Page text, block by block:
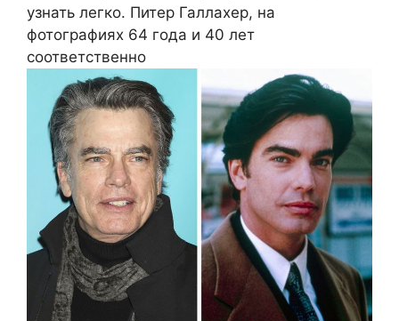
узнать легко. Питер Галлахер, на
фотографиях 64 года и 40 лет
соответственно